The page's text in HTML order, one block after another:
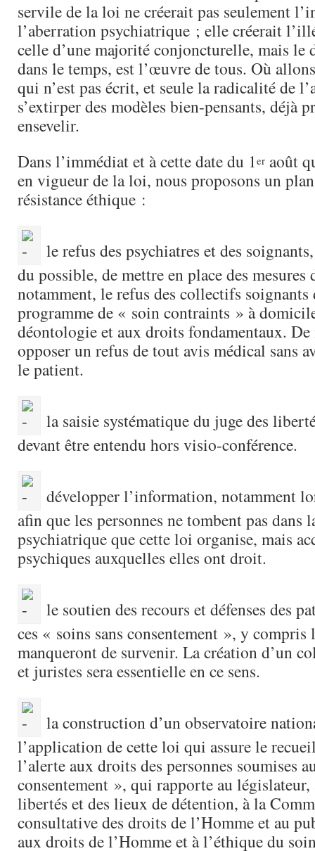
servile de la loi ne créerait pas seulement
l’aberration psychiatrique ; elle créerait
celle d’une majorité conjoncturelle, mais
dans le temps, est l’œuvre de tous. Où
qui n’est pas écrit, et seule la radicalité de
s’extirper des modèles bien-pensants, déjà
ensevelir.
Dans l’immédiat et à cette date du 1er août
en vigueur de la loi, nous proposons un
résistance éthique :
le refus des psychiatres et des
du possible, de mettre en place des
notamment, le refus des collectifs soignants
programme de « soin contraints » à
déontologie et aux droits fondamentaux.
opposer un refus de tout avis médical sans
le patient.
la saisie systématique du juge des
devant être entendu hors visio-conférence.
développer l’information, notamment
afin que les personnes ne tombent pas dans
psychiatrique que cette loi organise, mais
psychiques auxquelles elles ont droit.
le soutien des recours et défenses des
ces « soins sans consentement », y compris
manqueront de survenir. La création d’un
et juristes sera essentielle en ce sens.
la construction d’un observatoire
l’application de cette loi qui assure le
l’alerte aux droits des personnes soumises
consentement », qui rapporte au
libertés et des lieux de détention, à la
consultative des droits de l’Homme et au
aux droits de l’Homme et à l’éthique du